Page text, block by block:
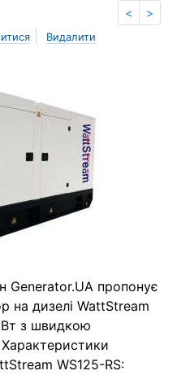
< >
Видалити
Generator.UA пропонує
на дизелі WattStream
з швидкою
Характеристики
WS125-RS: